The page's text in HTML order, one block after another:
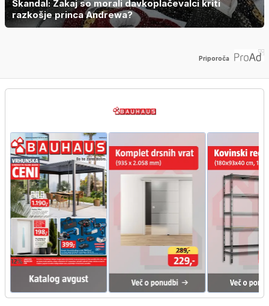
Škandal: Zakaj so morali davkoplačevalci kriti
razkošje princa Andrewa?
Priporoča